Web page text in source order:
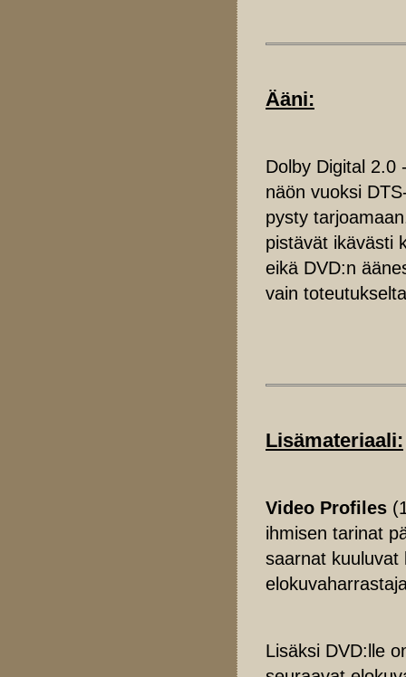
Ääni:
Dolby Digital 2.0
näön vuoksi
pysty
pistävät ikävästi
eikä DVD:n
vain
Lisämateriaali:
Video Profiles
ihmisen tarinat
saarnat kuuluvat
Lisäksi DVD:lle